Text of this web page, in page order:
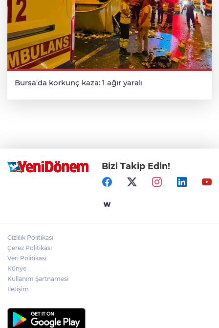
Bursa'da korkunç kaza: 1 ağır yaralı
Bizi Takip Edin!
Gizlilik Politikası
Çerez Politikası
Veri Politikası
Künye
Kullanım Şartnamesi
İletişim